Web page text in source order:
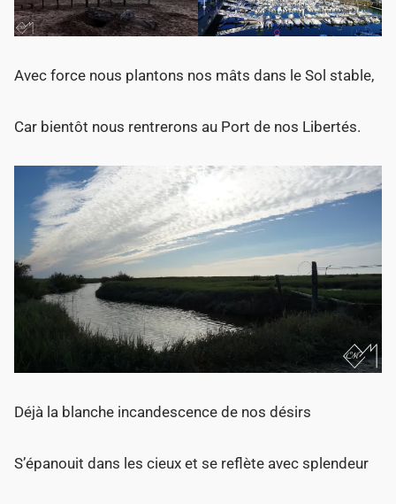
Avec force nous plantons nos mâts dans le Sol stable,
Car bientôt nous rentrerons au Port de nos Libertés.
Déjà la blanche incandescence de nos désirs
S’épanouit dans les cieux et se reflète avec splendeur